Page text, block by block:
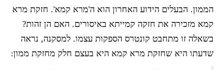
הממון. הבעלים הידוע האחרון הוא ה'מרא קמא'. חזקת מרא
קמא מזכירה את חזקה קמייתא באיסורים. האם הן זהות?
בשאלה זו מתחבט קונטרס הספקות עצמו. למסקנה, נראה
שדעתו היא שחזקת מרא קמא היא בעצם חלק מחזקת ממון: